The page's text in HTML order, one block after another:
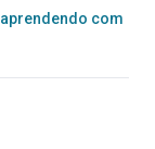
com